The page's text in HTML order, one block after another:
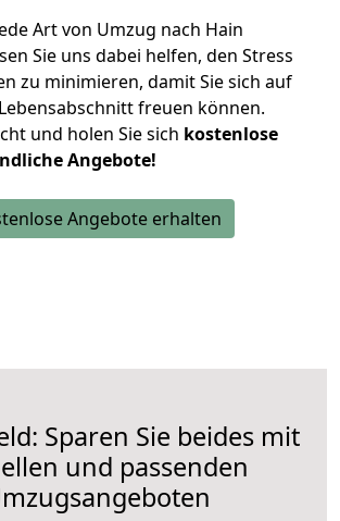
Art von Umzug nach Hain
Sie uns dabei helfen, den Stress
zu minimieren, damit Sie sich auf
freuen können.
und holen Sie sich kostenlose
Angebote!
Angebote erhalten
Sparen Sie beides mit
und passenden